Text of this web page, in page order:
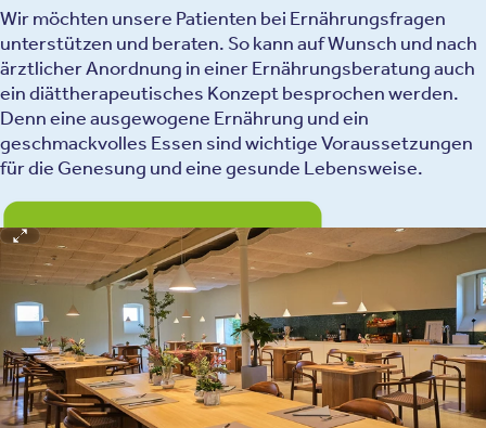
Wir möchten unsere Patienten bei Ernährungsfragen
unterstützen und beraten. So kann auf Wunsch und nach
ärztlicher Anordnung in einer Ernährungsberatung auch
ein diättherapeutisches Konzept besprochen werden.
Denn eine ausgewogene Ernährung und ein
geschmackvolles Essen sind wichtige Voraussetzungen
für die Genesung und eine gesunde Lebensweise.